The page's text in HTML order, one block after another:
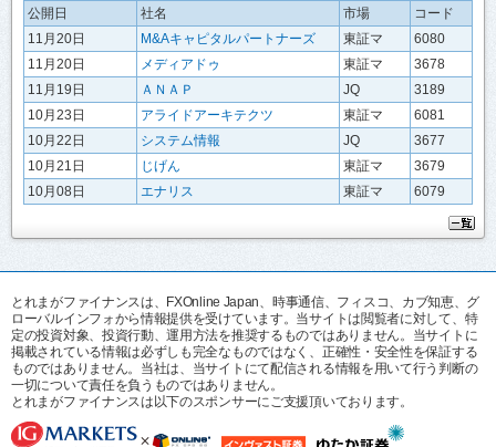
公開日 社名 市場
コード
11月20日
M&Aキャピタルパートナーズ 東証マ
6080
11月20日
メディアドゥ 東証マ
3678
11月19日
ＡＮＡＰ JQ
3189
10月23日
アライドアーキテクツ 東証マ
6081
10月22日
システム情報 JQ
3677
10月21日
じげん 東証マ
3679
10月08日
エナリス 東証マ 6079
とれまがファイナンスは、FXOnline Japan、時事通信、フィスコ、カブ知恵、グ
ローバルインフォから情報提供を受けています。当サイトは閲覧者に対して、特
定の投資対象、投資行動、運用方法を推奨するものではありません。当サイトに
掲載されている情報は必ずしも完全なものではなく、正確性・安全性を保証する
ものではありません。当社は、当サイトにて配信される情報を用いて行う判断の
一切について責任を負うものではありません。
とれまがファイナンスは以下のスポンサーにご支援頂いております。